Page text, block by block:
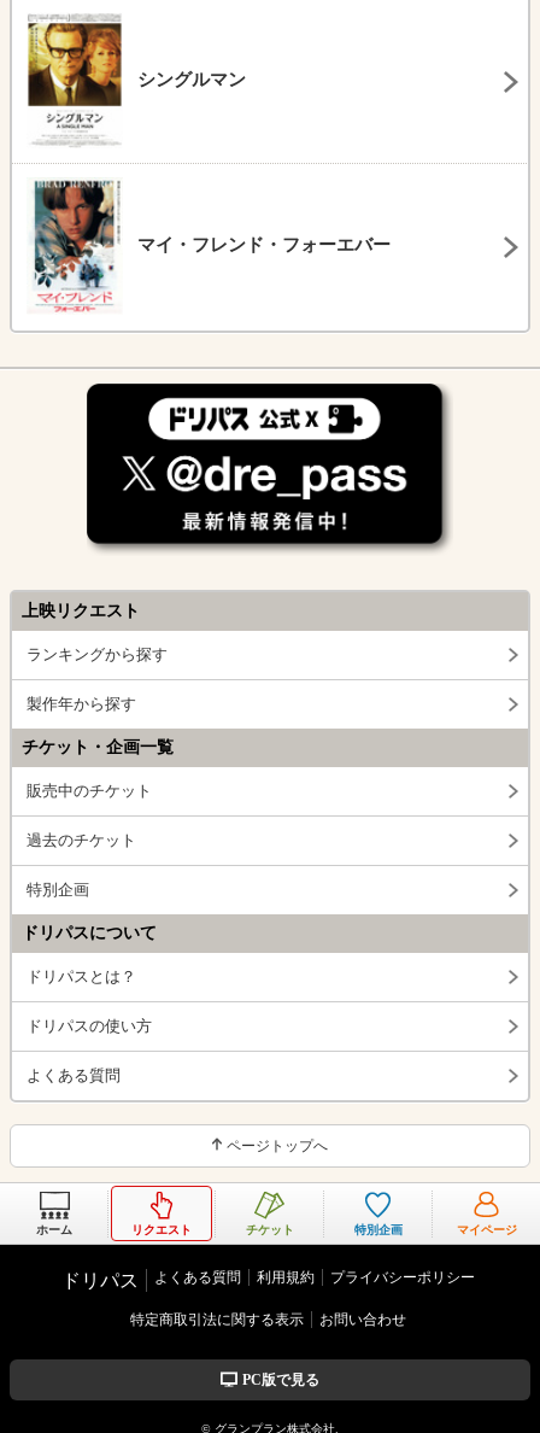
シングルマン
マイ・フレンド・フォーエバー
上映リクエスト
ランキングから探す
製作年から探す
チケット・企画一覧
販売中のチケット
過去のチケット
特別企画
ドリパスについて
ドリパスとは？
ドリパスの使い方
よくある質問
ページトップへ
ホーム リクエスト チケット 特別企画 マイページ
ドリパス よくある質問 利用規約 プライバシーポリシー
特定商取引法に関する表示 お問い合わせ
PC版で見る
© グランプラン株式会社.